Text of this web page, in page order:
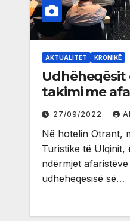
AKTUALITET KRONIKË
Udhëheqësit
takimi me
27/09/2022
Në hotelin Otrant,
Turistike të Ulqinit,
ndërmjet
udhëheqësisë së…